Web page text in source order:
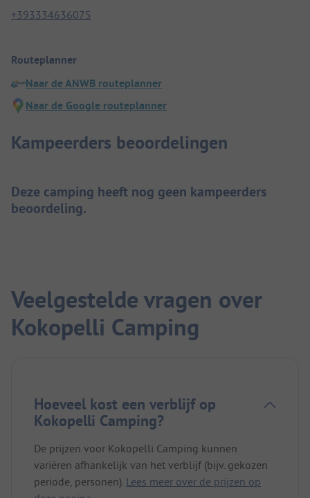
+393334636075
Routeplanner
Naar de ANWB routeplanner
Naar de Google routeplanner
Kampeerders beoordelingen
Deze camping heeft nog geen kampeerders
beoordeling.
Veelgestelde vragen over
Kokopelli Camping
Hoeveel kost een verblijf op
Kokopelli Camping?
De prijzen voor Kokopelli Camping kunnen
variëren afhankelijk van het verblijf (bijv. gekozen
periode, personen). Lees meer over de prijzen op